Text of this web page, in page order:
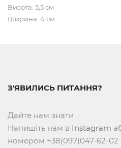
Висота: 5,5 см
Ширина: 4 см
З'ЯВИЛИСЬ ПИТАННЯ?
Дайте нам знати
Напишіть нам в Instagram
номером +38(097)047-62-02